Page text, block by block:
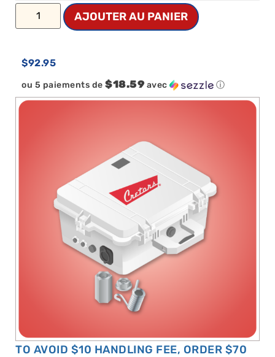
TO AVOID $10 HANDLING FEE, ORDER $70
AJOUTER AU PANIER
$92.95
ou 5 paiements de $18.59 avec ⓘ